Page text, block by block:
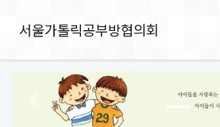
서울가톨릭공부방협의회
Previous